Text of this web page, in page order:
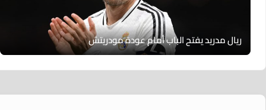
ريال مدريد يفتح الباب أمام عودة مودريتش